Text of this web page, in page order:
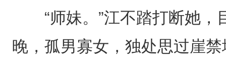
“师妹。”江不踏打断她，
晚，孤男寡女，独处思过崖